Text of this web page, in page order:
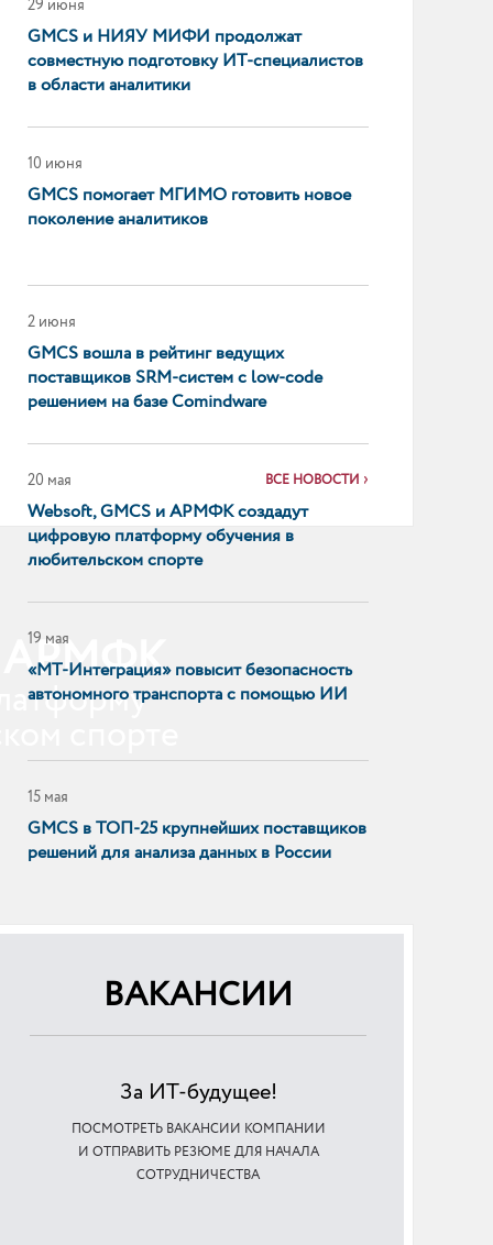
АРМФК
29 июня
GMCS и НИЯУ МИФИ продолжат
совместную подготовку ИТ-специалистов
в области аналитики
10 июня
GMCS помогает МГИМО готовить новое
поколение аналитиков
2 июня
GMCS вошла в рейтинг ведущих
поставщиков SRM-систем с low-code
решением на базе Comindware
20 мая
Websoft, GMCS и АРМФК создадут
цифровую платформу обучения в
любительском спорте
19 мая
«МТ-Интеграция» повысит безопасность
автономного транспорта с помощью ИИ
15 мая
GMCS в ТОП-25 крупнейших поставщиков
решений для анализа данных в России
ГК «МТ-Интеграция» — в топ-5 ИТ-
компаний для промышленности России
GMCS в ТОП-15 крупнейших поставщиков
BI-систем в России
ВСЕ НОВОСТИ
ВАКАНСИИ
За ИТ-будущее!
ПОСМОТРЕТЬ ВАКАНСИИ КОМПАНИИ
И ОТПРАВИТЬ РЕЗЮМЕ ДЛЯ НАЧАЛА
СОТРУДНИЧЕСТВА